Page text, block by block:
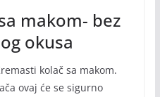
makom- bez
okusa
kolač sa makom.
ovaj će se sigurno